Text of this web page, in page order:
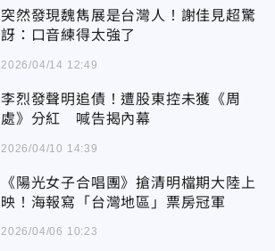
突然發現魏雋展是台灣人！謝佳見超驚
訝：口音練得太強了
2026/04/14 12:49
李烈發聲明追債！遭股東控未獲《周
處》分紅 喊告揭內幕
2026/04/10 14:39
《陽光女子合唱團》搶清明檔期大陸上
映！海報寫「台灣地區」票房冠軍
2026/04/06 10:23